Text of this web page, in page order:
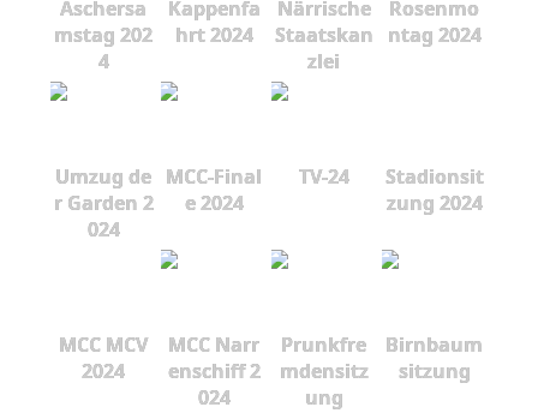
Aschersa
mstag 202
4
Kappenfa
hrt 2024
Närrische
Staatskan
zlei
Rosenmo
ntag 2024
Umzug de
r Garden 2
024
MCC-Final
e 2024
TV-24
Stadionsit
zung 2024
MCC MCV
2024
MCC Narr
enschiff 2
024
Prunkfre
mdensitz
ung
Birnbaum
sitzung